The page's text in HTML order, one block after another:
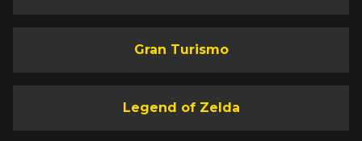
Gran Turismo
Legend of Zelda